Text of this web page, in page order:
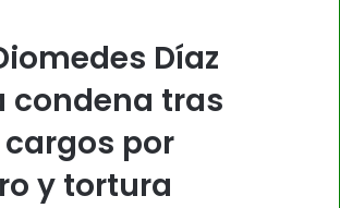
Díaz
condena tras
por
y tortura